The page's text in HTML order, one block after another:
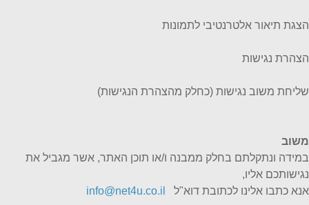
הצגת תיאור אלטרנטיבי לתמונות
הצהרת נגישות
שליחת משוב נגישות (כחלק מהצהרת הנגישות)
משוב
במידה ונתקלתם בחלק ממבנה ו/או תוכן האתר, אשר מגביל את
נגישותכם אליו,
אנא כתבו אלינו לכתובת דוא"ל
info@net4u.co.il